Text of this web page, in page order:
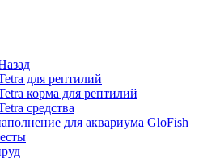
для рептилий
корма для рептилий
средства
для аквариума GloFish